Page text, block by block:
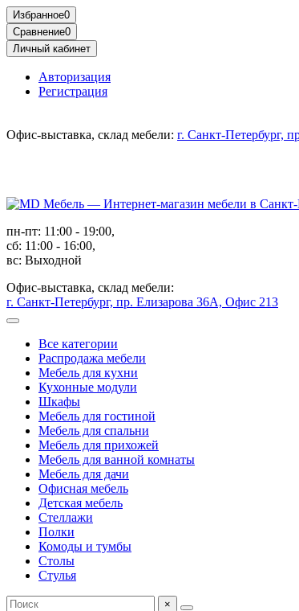
Избранное0
Сравнение0
Личный кабинет
Авторизация
Регистрация
Офис-выставка, склад мебели: г. Санкт-Петербург,
пн-пт: 11:00 - 19:00,
сб: 11:00 - 16:00,
вс: Выходной
Офис-выставка, склад мебели:
г. Санкт-Петербург, пр. Елизарова 36А, Офис 213
Все категории
Распродажа мебели
Мебель для кухни
Кухонные модули
Шкафы
Мебель для гостиной
Мебель для спальни
Мебель для прихожей
Мебель для ванной комнаты
Мебель для дачи
Офисная мебель
Детская мебель
Стеллажи
Полки
Комоды и тумбы
Столы
Стулья
×